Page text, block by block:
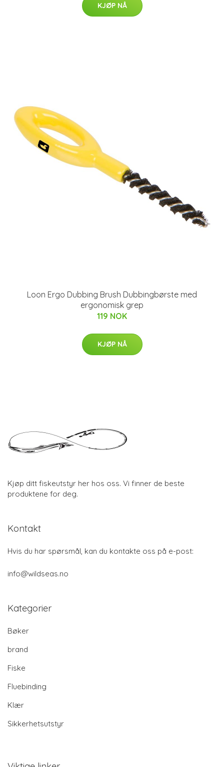
KJØP NÅ
Loon Ergo Dubbing Brush Dubbingbørste med
ergonomisk grep
119 NOK
KJØP NÅ
Kjøp ditt fiskeutstyr her hos oss. Vi finner de beste
produktene for deg.
Kontakt
Hvis du har spørsmål, kan du kontakte oss på e-post:
info@wildseas.no
Kategorier
Bøker
brand
Fiske
Fluebinding
Klær
Sikkerhetsutstyr